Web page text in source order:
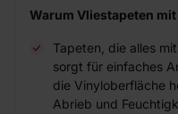
Warum Vliestapeten
Tapeten, die alles
sorgt für einfaches
die Vinyloberfläche
Abrieb und